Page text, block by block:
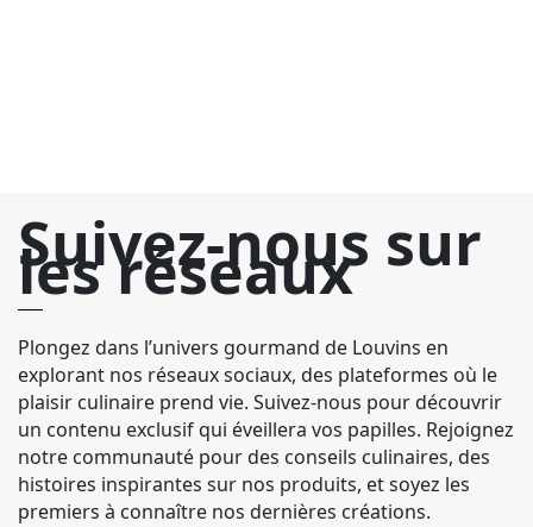
Suivez-nous sur
les réseaux
Plongez dans l’univers gourmand de Louvins en
explorant nos réseaux sociaux, des plateformes où le
plaisir culinaire prend vie. Suivez-nous pour découvrir
un contenu exclusif qui éveillera vos papilles. Rejoignez
notre communauté pour des conseils culinaires, des
histoires inspirantes sur nos produits, et soyez les
premiers à connaître nos dernières créations.